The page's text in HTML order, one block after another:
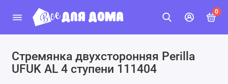
0
Стремянка двухсторонняя Perilla
UFUK AL 4 ступени 111404